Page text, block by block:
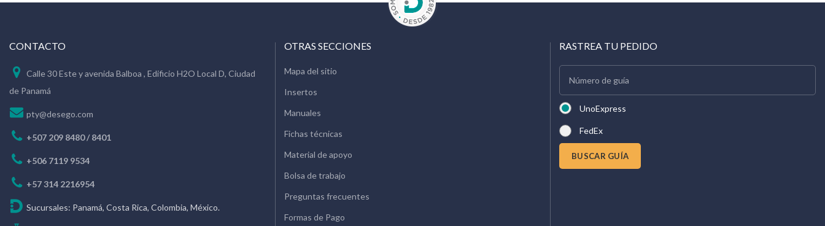
CONTACTO
Calle 30 Este y avenida Balboa , Edificio H2O Local D, Ciudad
de Panamá
pty@desego.com
+507 209 8480 / 8401
+506 7119 9534
+57 314 2216954
Sucursales: Panamá, Costa Rica, Colombia, México.
OTRAS SECCIONES
Mapa del sitio
Insertos
Manuales
Fichas técnicas
Material de apoyo
Bolsa de trabajo
Preguntas frecuentes
Formas de Pago
RASTREA TU PEDIDO
UnoExpress
FedEx
BUSCAR GUÍA